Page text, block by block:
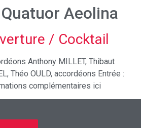
Quatuor Aeolina
/ Cocktail
Anthony MILLET, Thibaut
Théo OULD, accordéons Entrée :
complémentaires ici